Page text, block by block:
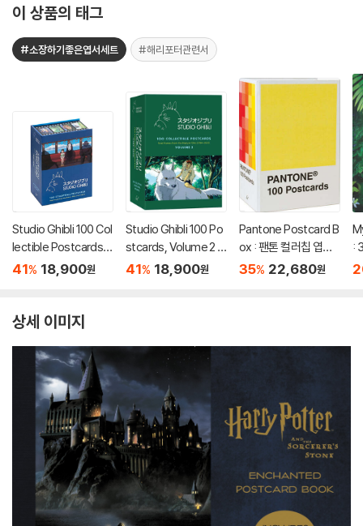
이 상품의 태그
#소장하기좋은엽서세트 #해리포터관련서
Studio Ghibli 100 Col
lectible Postcards :
스튜디오 지브리 엽서 1
41% 18,900원
Studio Ghibli 100 Po
stcards, Volume 2 :
스튜디오 지브리 엽서 1
41% 18,900원
Pantone Postcard B
ox : 팬톤 컬러칩 엽서
박스 세트 (색상 카드 1
35% 22,680원
:
상세 이미지